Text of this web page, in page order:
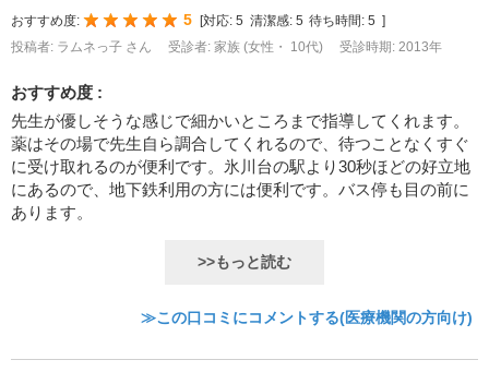
おすすめ度: 5 [対応: 5 清潔感: 5 待ち時間: 5 ]
投稿者: ラムネっ子 さん
受診者: 家族 (女性・ 10代) 受診時期: 2013年
おすすめ度 :
先生が優しそうな感じで細かいところまで指導してくれます。
薬はその場で先生自ら調合してくれるので、待つことなくすぐ
に受け取れるのが便利です。氷川台の駅より30秒ほどの好立地
にあるので、地下鉄利用の方には便利です。バス停も目の前に
あります。
>>もっと読む
≫この口コミにコメントする(医療機関の方向け)